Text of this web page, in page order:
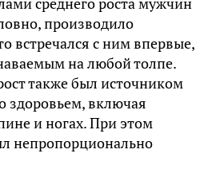
производило
встречался с ним впервые,
на любой толпе.
также был источником
здоровьем, включая
и ногах. При этом
непропорционально